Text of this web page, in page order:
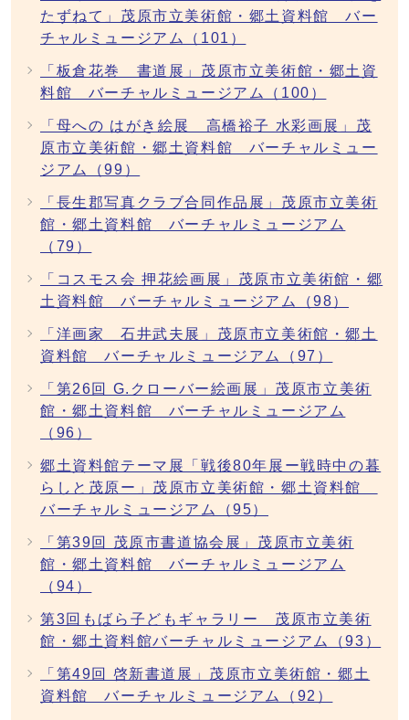
たずねて」茂原市立美術館・郷土資料館 バー
チャルミュージアム（101）
「板倉花巻 書道展」茂原市立美術館・郷土資
料館 バーチャルミュージアム（100）
「母への はがき絵展 高橋裕子 水彩画展」茂
原市立美術館・郷土資料館 バーチャルミュー
ジアム（99）
「長生郡写真クラブ合同作品展」茂原市立美術
館・郷土資料館 バーチャルミュージアム
（79）
「コスモス会 押花絵画展」茂原市立美術館・郷
土資料館 バーチャルミュージアム（98）
「洋画家 石井武夫展」茂原市立美術館・郷土
資料館 バーチャルミュージアム（97）
「第26回 G.クローバー絵画展」茂原市立美術
館・郷土資料館 バーチャルミュージアム
（96）
郷土資料館テーマ展「戦後80年展ー戦時中の暮
らしと茂原ー」茂原市立美術館・郷土資料館
バーチャルミュージアム（95）
「第39回 茂原市書道協会展」茂原市立美術
館・郷土資料館 バーチャルミュージアム
（94）
第3回もばら子どもギャラリー 茂原市立美術
館・郷土資料館バーチャルミュージアム（93）
「第49回 啓新書道展」茂原市立美術館・郷土
資料館 バーチャルミュージアム（92）